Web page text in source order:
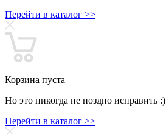
Перейти в каталог >>
Корзина пуста
Но это никогда не поздно исправить :)
Перейти в каталог >>